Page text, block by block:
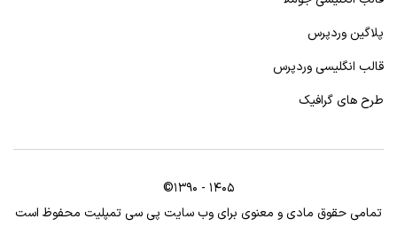
پلاگین وردپرس
قالب انگلیسی وردپرس
طرح های گرافیک
©1390 - 1405
تمامی حقوق مادی و معنوی برای وب سایت پی سی تمپلیت محفوظ است